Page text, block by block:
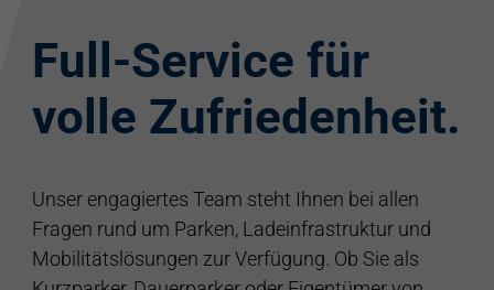
Full-Service für
volle Zufriedenheit.
Unser engagiertes Team steht Ihnen bei allen
Fragen rund um Parken, Ladeinfrastruktur und
Mobilitätslösungen zur Verfügung. Ob Sie als